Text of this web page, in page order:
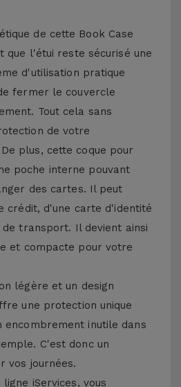
de cette Book Case
que l'étui reste sécurisé une
d'utilisation pratique
fermer le couvercle
Tout cela sans
de votre
plus, cette coque pour
poche interne pouvant
des cartes. Il peut
crédit, d'une carte d'identité
transport. Il devient ainsi
et compacte pour votre
légère et un design
une protection unique
encombrement inutile dans
C'est donc un
vos journées.
iServices, vous